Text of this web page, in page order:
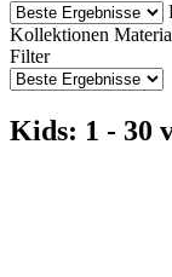
Kollektionen
Filter
Kids: 1 - 30